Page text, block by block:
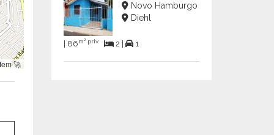
🚀
Novo Hamburgo
Diehl
| 86m² priv. 2 | 1